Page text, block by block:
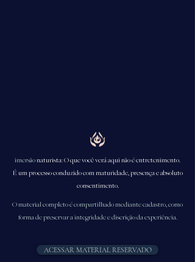
imersãonaturista: O que você verá aqui não é entretenimento.
É um processo conduzido com maturidade, presença e absoluto
consentimento.
O material completo é compartilhado mediante cadastro, como
forma de preservar a integridade e discrição da experiência.
ACESSAR MATERIAL RESERVADO